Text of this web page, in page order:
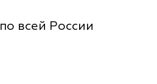
всей России